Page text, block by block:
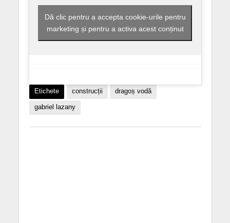
Dă clic pentru a accepta cookie-urile pentru
marketing și pentru a activa acest conținut
Etichete construcții dragoș vodă
gabriel lazany